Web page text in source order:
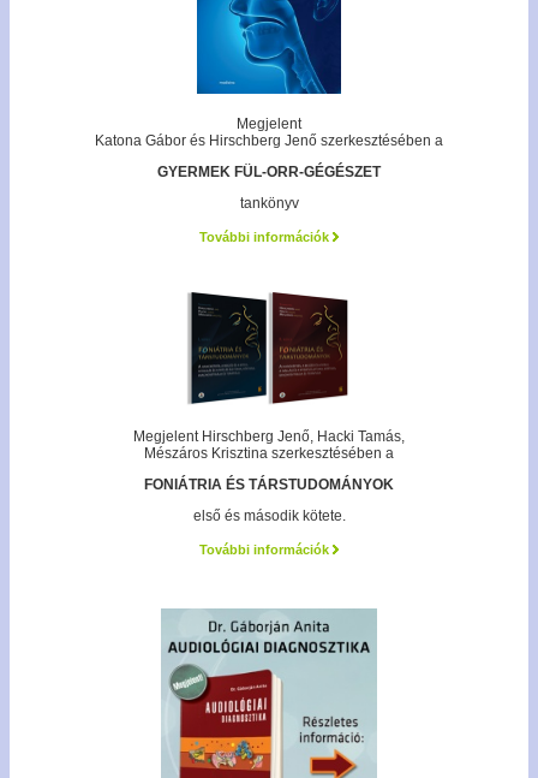
Megjelent
Katona Gábor és Hirschberg Jenő szerkesztésében a
GYERMEK FÜL-ORR-GÉGÉSZET
tankönyv
További információk
Megjelent Hirschberg Jenő, Hacki Tamás,
Mészáros Krisztina szerkesztésében a
FONIÁTRIA ÉS TÁRSTUDOMÁNYOK
első és második kötete.
További információk